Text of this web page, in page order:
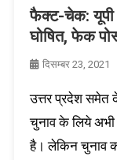
फैक्ट-चेक: यूपी
घोषित, फेक
दिसम्बर 23, 2021
उत्तर प्रदेश समेत
चुनाव के लिये अभी
है। लेकिन चुनाव